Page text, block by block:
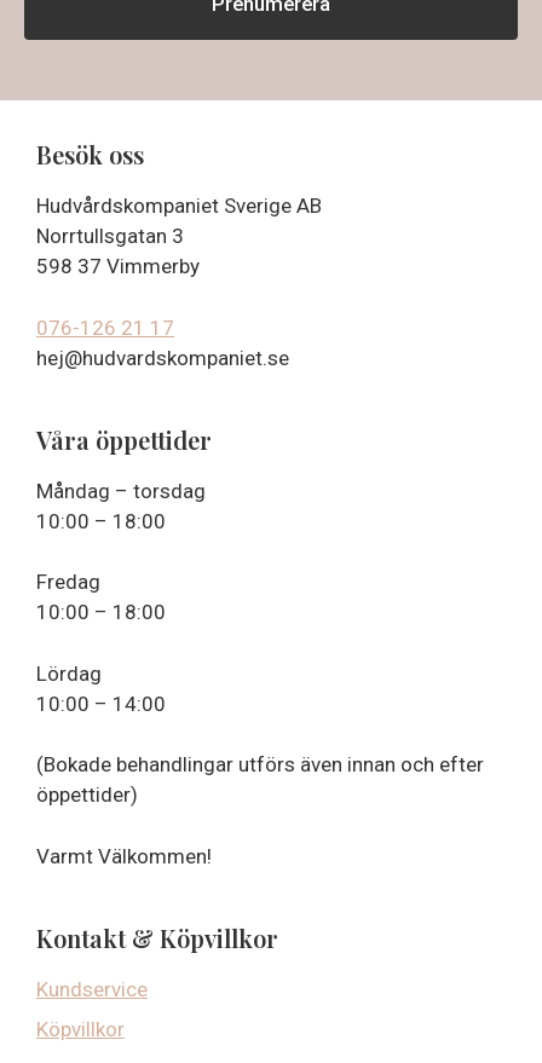
Besök oss
Hudvårdskompaniet Sverige AB
Norrtullsgatan 3
598 37 Vimmerby
076-126 21 17
hej@hudvardskompaniet.se
Våra öppettider
Måndag – torsdag
10:00 – 18:00
Fredag
10:00 – 18:00
Lördag
10:00 – 14:00
(Bokade behandlingar utförs även innan och efter
öppettider)
Varmt Välkommen!
Kontakt & Köpvillkor
Kundservice
Köpvillkor